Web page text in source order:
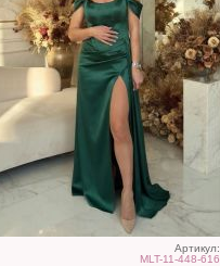
Артикул:
MLT-11-448-616
Длинное белое вечернее
платье на запах для
невесты